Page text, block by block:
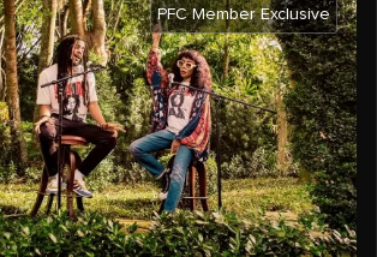
PFC Member Exclusive